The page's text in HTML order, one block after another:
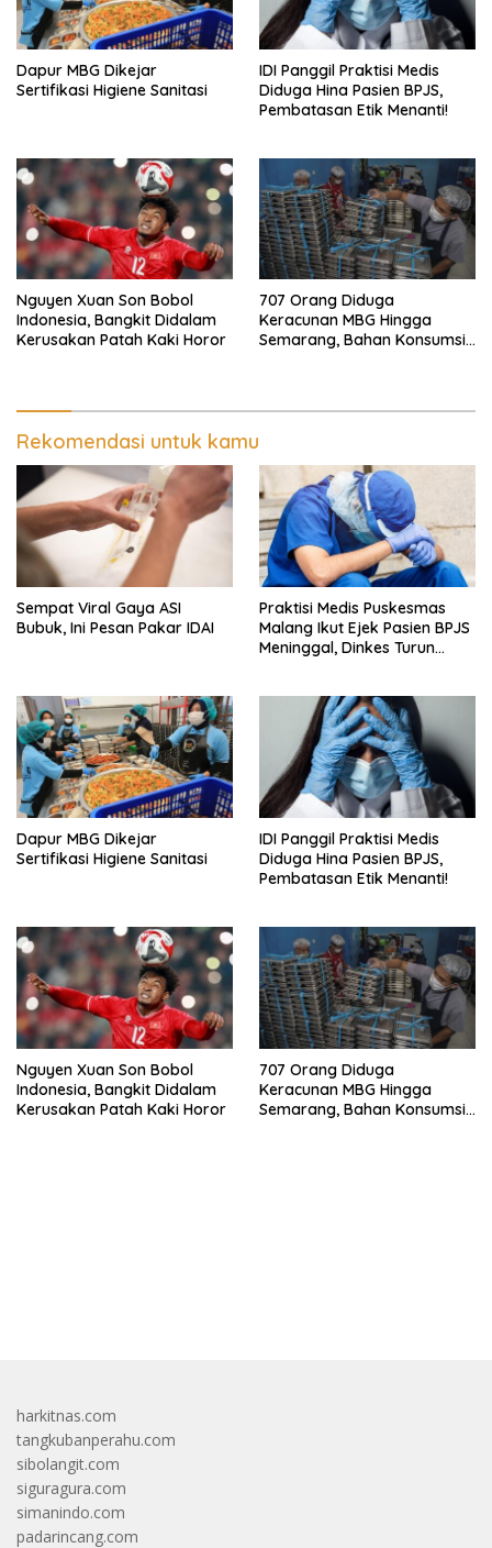
Dapur MBG Dikejar
Sertifikasi Higiene Sanitasi
IDI Panggil Praktisi Medis
Diduga Hina Pasien BPJS,
Pembatasan Etik Menanti!
Nguyen Xuan Son Bobol
Indonesia, Bangkit Didalam
Kerusakan Patah Kaki Horor
707 Orang Diduga
Keracunan MBG Hingga
Semarang, Bahan Konsumsi
Rekomendasi untuk kamu
Sempat Viral Gaya ASI
Bubuk, Ini Pesan Pakar IDAI
Praktisi Medis Puskesmas
Malang Ikut Ejek Pasien BPJS
Meninggal, Dinkes Turun
Dapur MBG Dikejar
Sertifikasi Higiene Sanitasi
IDI Panggil Praktisi Medis
Diduga Hina Pasien BPJS,
Pembatasan Etik Menanti!
Nguyen Xuan Son Bobol
Indonesia, Bangkit Didalam
Kerusakan Patah Kaki Horor
707 Orang Diduga
Keracunan MBG Hingga
Semarang, Bahan Konsumsi
harkitnas.com
tangkubanperahu.com
sibolangit.com
siguragura.com
simanindo.com
padarincang.com